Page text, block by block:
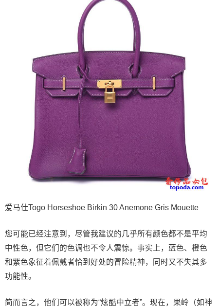
爱马仕Togo Horseshoe Birkin 30 Anemone Gris Mouette
您可能已经注意到，尽管我建议的几乎所有颜色都不是平均
中性色，但它们的色调也不令人震惊。事实上，蓝色、橙色
和紫色象征着佩戴者恰到好处的冒险精神，同时又不失其多
功能性。
简而言之，他们可以被称为“炫酷中立者”。现在，果岭（如神